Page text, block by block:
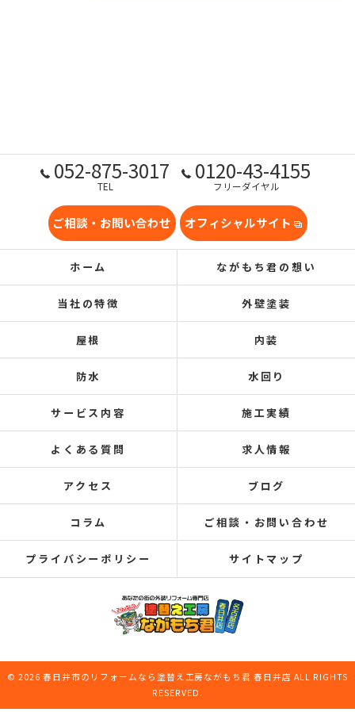
052-875-3017
TEL
0120-43-4155
フリーダイヤル
ご相談・お問い合わせ オフィシャルサイト
ホーム ながもち君の想い
当社の特徴 外壁塗装
屋根 内装
防水 水回り
サービス内容 施工実績
よくある質問 求人情報
アクセス ブログ
コラム ご相談・お問い合わせ
プライバシーポリシー サイトマップ
© 2026 春日井市のリフォームなら塗替え工房ながもち君 春日井店 ALL RIGHTS
RESERVED.